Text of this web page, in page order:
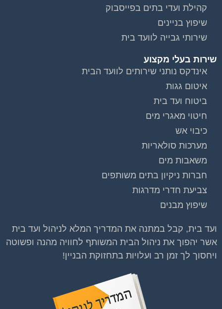
קהילת ועדי בתים בפייסבוק
שיפוץ בניינים
שירותי גבייה לוועד בית
שירות בעלי מקצוע
אינדקס נותני שירותים לוועד הבית
איטום גגות
ביטוח ועד בית
חיטוי מאגרי מים
כיבוי אש
מערכות סולאריות
משאבות מים
חברות ניקיון בתים משותפים
צביעת חדרי מדרגות
שיפוץ מבנים
ועד בית, קבל במתנה את המדריך המלא לניהול ועד בית
אשר יהפוך את ניהול הבית המשותף לחוויה מהנה ופשוטה
ויחסוך לך זמן רב ועלויות בתחזוקת הבניין!